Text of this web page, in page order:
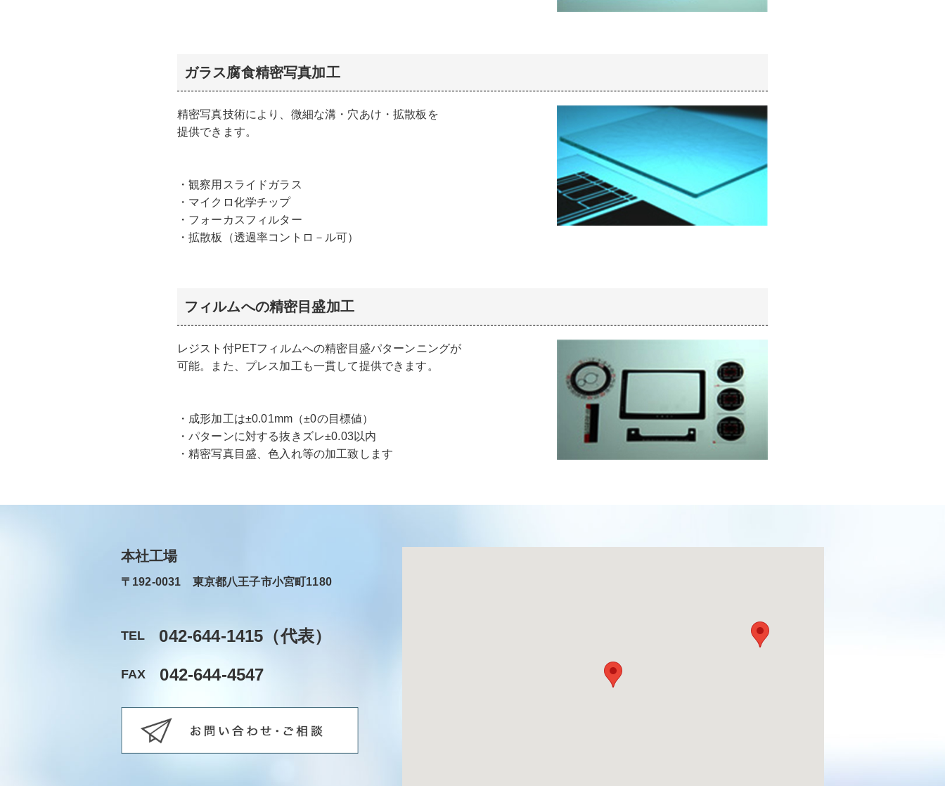
ガラス腐食精密写真加工
精密写真技術により、微細な溝・穴あけ・拡散板を
提供できます。
観察用スライドガラス
マイクロ化学チップ
フォーカスフィルター
拡散板（透過率コントロ－ル可）
フィルムへの精密目盛加工
レジスト付PETフィルムへの精密目盛パターンニングが
可能。また、プレス加工も一貫して提供できます。
成形加工は±0.01mm（±0の目標値）
パターンに対する抜きズレ±0.03以内
精密写真目盛、色入れ等の加工致します
本社工場
〒192-0031 東京都八王子市小宮町1180
TEL 042-644-1415 （代表）
FAX 042-644-4547